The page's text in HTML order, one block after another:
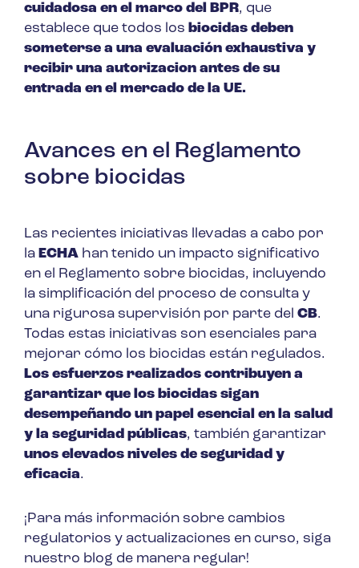
cuidadosa en el marco del BPR, que
establece que todos los biocidas deben
someterse a una evaluación exhaustiva y
recibir una autorizacion antes de su
entrada en el mercado de la UE.
Avances en el Reglamento
sobre biocidas
Las recientes iniciativas llevadas a cabo por
la ECHA han tenido un impacto significativo
en el Reglamento sobre biocidas, incluyendo
la simplificación del proceso de consulta y
una rigurosa supervisión por parte del CB.
Todas estas iniciativas son esenciales para
mejorar cómo los biocidas están regulados.
Los esfuerzos realizados contribuyen a
garantizar que los biocidas sigan
desempeñando un papel esencial en la salud
y la seguridad públicas, también garantizar
unos elevados niveles de seguridad y
eficacia.
¡Para más información sobre cambios
regulatorios y actualizaciones en curso, siga
nuestro blog de manera regular!